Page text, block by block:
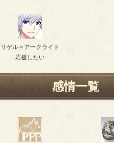
リゲル＝アークライト
応援したい
感情一覧